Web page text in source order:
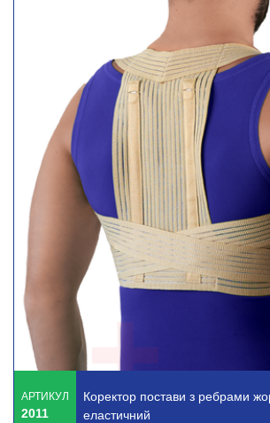
АРТИКУЛ
2011
Коректор постави з ребрами
еластичний